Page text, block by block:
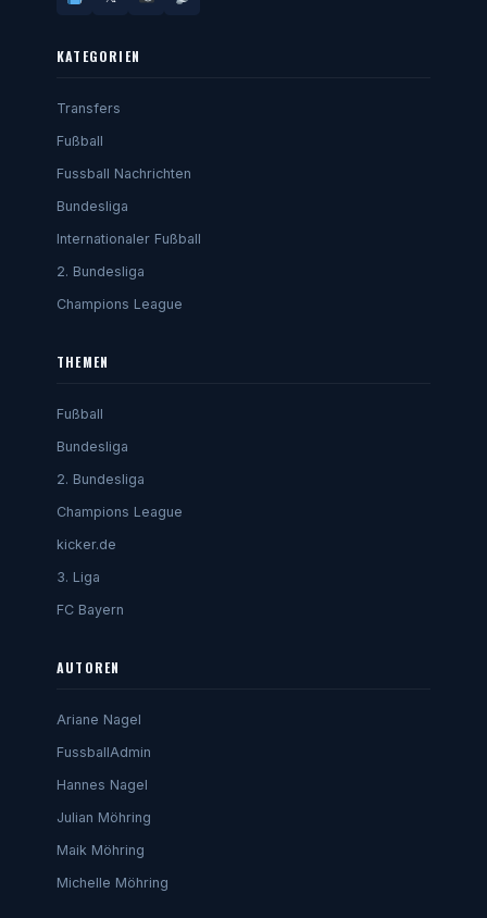
KATEGORIEN
Transfers
Fußball
Fussball Nachrichten
Bundesliga
Internationaler Fußball
2. Bundesliga
Champions League
THEMEN
Fußball
Bundesliga
2. Bundesliga
Champions League
kicker.de
3. Liga
FC Bayern
AUTOREN
Ariane Nagel
FussballAdmin
Hannes Nagel
Julian Möhring
Maik Möhring
Michelle Möhring